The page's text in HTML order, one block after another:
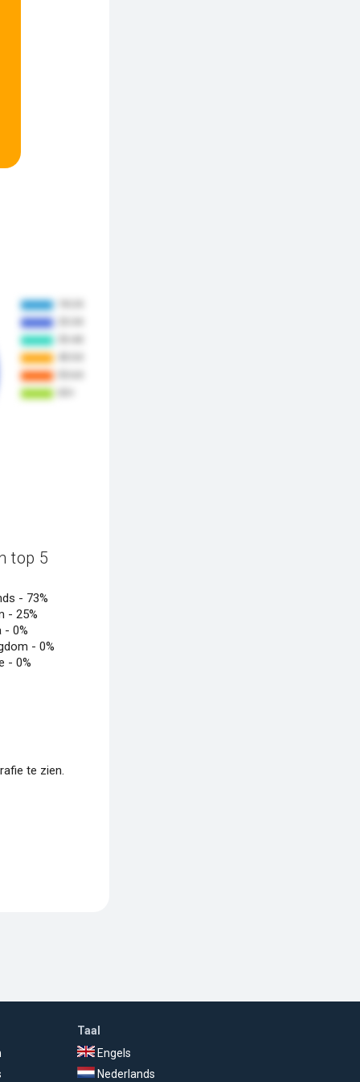
top 5
- 73%
- 25%
-0%
-0%
-0%
te zien.
Taal
Engels
Nederlands